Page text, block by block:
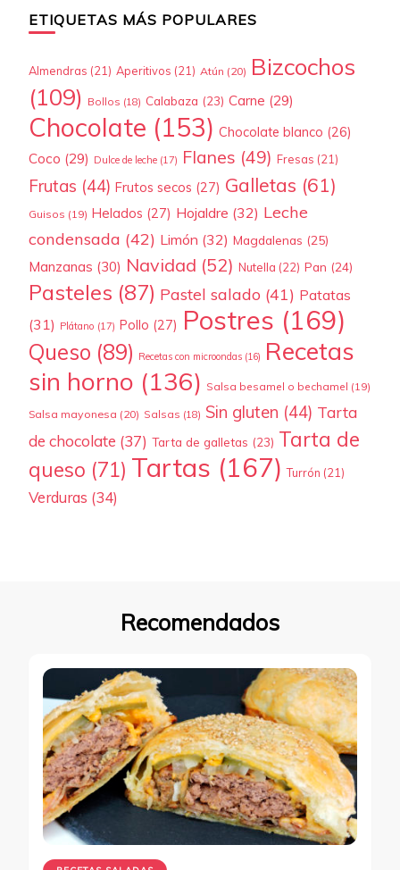
ETIQUETAS MÁS POPULARES
Almendras (21) Aperitivos (21) Atún (20) Bizcochos
(109) Bollos (18) Calabaza (23) Carne (29)
Chocolate (153) Chocolate blanco (26)
Coco (29) Dulce de leche (17) Flanes (49) Fresas (21)
Frutas (44) Frutos secos (27) Galletas (61)
Guisos (19) Helados (27) Hojaldre (32) Leche
condensada (42) Limón (32) Magdalenas (25)
Manzanas (30) Navidad (52) Nutella (22) Pan (24)
Pasteles (87) Pastel salado (41) Patatas
(31) Plátano (17) Pollo (27) Postres (169)
Queso (89) Recetas con microondas (16) Recetas
sin horno (136) Salsa besamel o bechamel (19)
Salsa mayonesa (20) Salsas (18) Sin gluten (44) Tarta
de chocolate (37) Tarta de galletas (23) Tarta de
queso (71) Tartas (167) Turrón (21)
Verduras (34)
Recomendados